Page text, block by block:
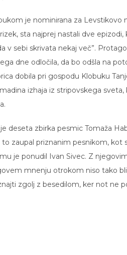
je nominirana za
sta najprej nastali dve
v sebi skrivata nekaj več”.
dne odločila, da bo odšla na
dobila pri gospodu Klobuku
izhaja iz stripovskega sveta,
deseta zbirka pesmic Tomaža
zaupal priznanim pesnikom, kot
je ponudil Ivan Sivec. Z
mnenju otrokom niso tako
zgolj z besedilom, ker not ne